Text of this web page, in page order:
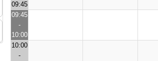
09:45
09:45
-
10:00
10:00
-